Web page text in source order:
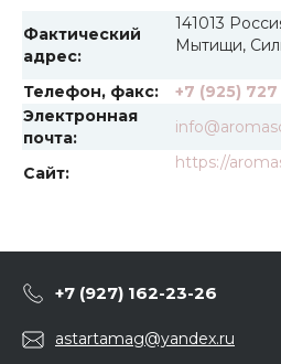
Фактический
адрес:
141013
Мытищи,
Телефон, факс:
+7 (925) 727
Электронная
почта:
Сайт:
https://
+7 (927) 162-23-26
astartamag@yandex.ru